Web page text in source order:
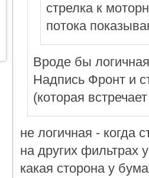
стрелка к
потока
Вроде бы
Надпись Фронт и
(которая
не логичная - когда
на других фильтрах
какая сторона у